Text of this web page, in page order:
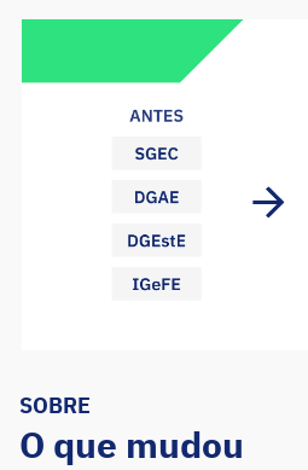
SOBRE
O que mudou